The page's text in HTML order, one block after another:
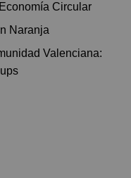
Circular
Naranja
Valenciana: